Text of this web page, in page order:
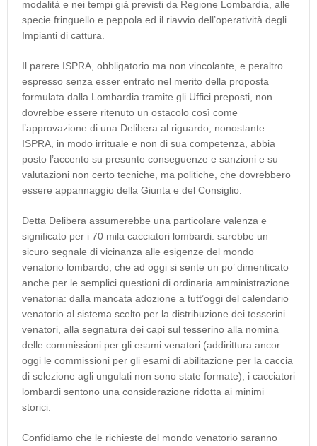
modalità e nei tempi già previsti da Regione Lombardia, alle
specie fringuello e peppola ed il riavvio dell’operatività degli
Impianti di cattura.
Il parere ISPRA, obbligatorio ma non vincolante, e peraltro
espresso senza esser entrato nel merito della proposta
formulata dalla Lombardia tramite gli Uffici preposti, non
dovrebbe essere ritenuto un ostacolo così come
l’approvazione di una Delibera al riguardo, nonostante
ISPRA, in modo irrituale e non di sua competenza, abbia
posto l’accento su presunte conseguenze e sanzioni e su
valutazioni non certo tecniche, ma politiche, che dovrebbero
essere appannaggio della Giunta e del Consiglio.
Detta Delibera assumerebbe una particolare valenza e
significato per i 70 mila cacciatori lombardi: sarebbe un
sicuro segnale di vicinanza alle esigenze del mondo
venatorio lombardo, che ad oggi si sente un po’ dimenticato
anche per le semplici questioni di ordinaria amministrazione
venatoria: dalla mancata adozione a tutt’oggi del calendario
venatorio al sistema scelto per la distribuzione dei tesserini
venatori, alla segnatura dei capi sul tesserino alla nomina
delle commissioni per gli esami venatori (addirittura ancor
oggi le commissioni per gli esami di abilitazione per la caccia
di selezione agli ungulati non sono state formate), i cacciatori
lombardi sentono una considerazione ridotta ai minimi
storici.
Confidiamo che le richieste del mondo venatorio saranno